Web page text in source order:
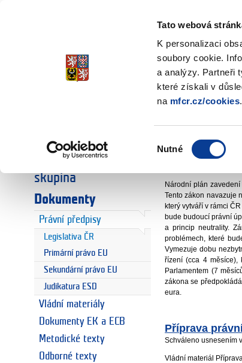
Tato webová
K personalizaci
soubory cookie.
a analýzy. Partneři
které získali v
na mfcr.cz/cookies.
souhlasu
Nutné
Úvodní stránka
republika
skupina
Dokumenty
Právní předpisy
Legislativa ČR
Primární právo EU
Sekundární právo EU
Judikatura ESD
Vládní materiály
Dokumenty EK a ECB
Metodické texty
Odborné texty
Úvodní stránka
odbor
Národní plán
Tento zákon navazuje
který vytváří v rámci
bude budoucí právní
a princip neutrality.
problémech, které
Vymezuje dobu
řízení (cca 4 měsíce),
Parlamentem (7
zákona se
eura.
Příprava
Schváleno usnesením
Vládní materiál